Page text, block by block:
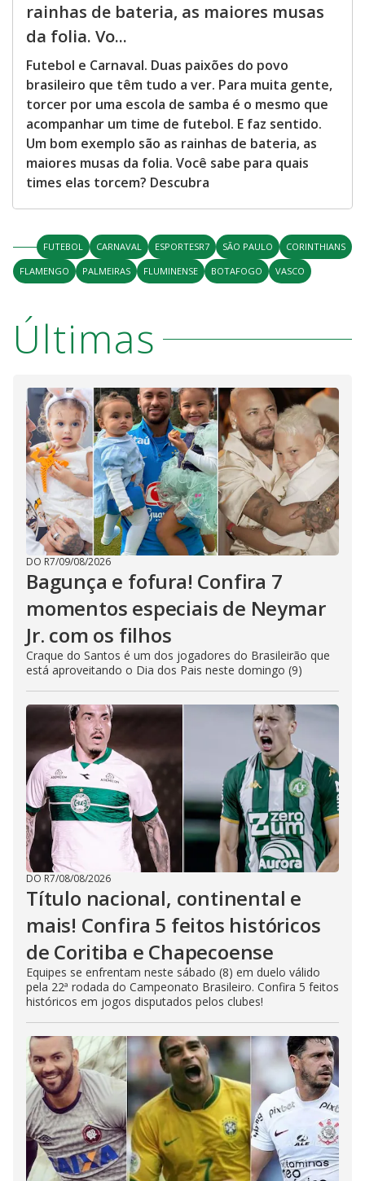
rainhas de bateria, as maiores musas
da folia. Vo...
Futebol e Carnaval. Duas paixões do povo
brasileiro que têm tudo a ver. Para muita gente,
torcer por uma escola de samba é o mesmo que
acompanhar um time de futebol. E faz sentido.
Um bom exemplo são as rainhas de bateria, as
maiores musas da folia. Você sabe para quais
times elas torcem? Descubra
FUTEBOL CARNAVAL ESPORTESR7 SÃO PAULO
CORINTHIANS
FLAMENGO
PALMEIRAS FLUMINENSE BOTAFOGO VASCO
Últimas
DO R7/09/08/2026
Bagunça e fofura! Confira 7
momentos especiais de Neymar
Jr. com os filhos
Craque do Santos é um dos jogadores do Brasileirão que
está aproveitando o Dia dos Pais neste domingo (9)
DO R7/08/08/2026
Título nacional, continental e
mais! Confira 5 feitos históricos
de Coritiba e Chapecoense
Equipes se enfrentam neste sábado (8) em duelo válido
pela 22ª rodada do Campeonato Brasileiro. Confira 5 feitos
históricos em jogos disputados pelos clubes!